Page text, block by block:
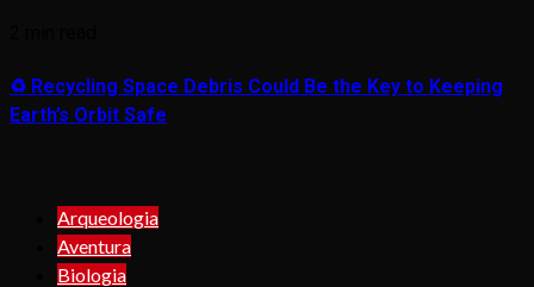
♻️ Recycling Space Debris Could Be the Key to Keeping
Earth’s Orbit Safe
Arqueologia
Aventura
Biologia